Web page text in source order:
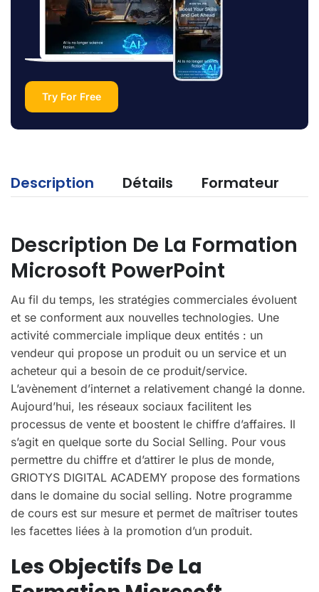
Description Détails Formateur
Description De La Formation
Microsoft PowerPoint
Au fil du temps, les stratégies commerciales évoluent
et se conforment aux nouvelles technologies. Une
activité commerciale implique deux entités : un
vendeur qui propose un produit ou un service et un
acheteur qui a besoin de ce produit/service.
L’avènement d’internet a relativement changé la donne.
Aujourd’hui, les réseaux sociaux facilitent les
processus de vente et boostent le chiffre d’affaires. Il
s’agit en quelque sorte du Social Selling. Pour vous
permettre du chiffre et d’attirer le plus de monde,
GRIOTYS DIGITAL ACADEMY propose des formations
dans le domaine du social selling. Notre programme
de cours est sur mesure et permet de maîtriser toutes
les facettes liées à la promotion d’un produit.
Les Objectifs De La
Try For Free